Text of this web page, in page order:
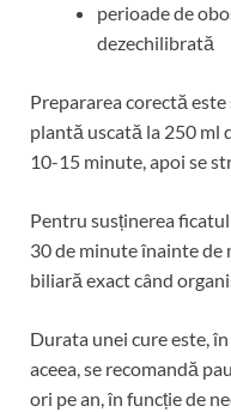
perioade de
dezechilibrată
Prepararea corectă
plantă uscată la 250 ml
10-15 minute, apoi se
Pentru susținerea
30 de minute înainte de
biliară exact când
Durata unei cure este,
aceea, se recomandă
ori pe an, în funcție de